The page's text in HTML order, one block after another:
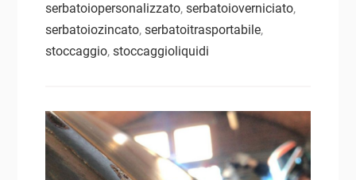
serbatoiopersonalizzato, serbatoioverniciato,
serbatoiozincato, serbatoitrasportabile,
stoccaggio, stoccaggioliquidi